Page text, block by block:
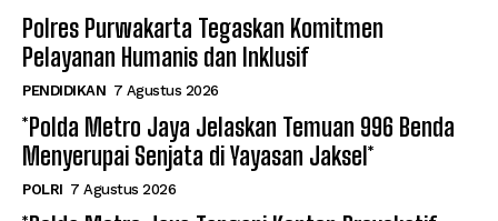
Polres Purwakarta Tegaskan Komitmen
Pelayanan Humanis dan Inklusif
PENDIDIKAN 7 Agustus 2026
*Polda Metro Jaya Jelaskan Temuan 996 Benda
Menyerupai Senjata di Yayasan Jaksel*
POLRI 7 Agustus 2026